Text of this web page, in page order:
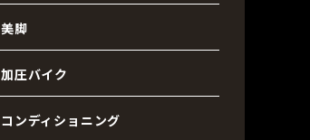
美脚
加圧バイク
コンディショニング